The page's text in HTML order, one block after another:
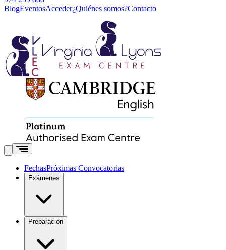
BlogEventosAcceder¿Quiénes somos?Contacto
FechasPróximas Convocatorias
Exámenes
Preparación